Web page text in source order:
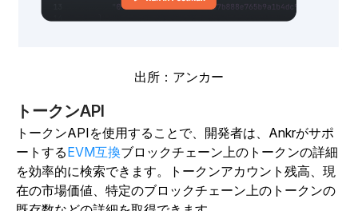
出所：アンカー
トークンAPI
トークンAPIを使用することで、開発者は、Ankrがサポ
ートするEVM互換ブロックチェーン上のトークンの詳細
を効率的に検索できます。トークンアカウント残高、現
在の市場価値、特定のブロックチェーン上のトークンの